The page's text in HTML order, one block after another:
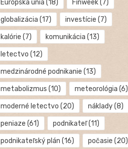
Európska únia (18) Finweek(7)
globalizácia (17) investície (7)
kalórie (7) komunikácia (13)
letectvo (12)
medzinárodné podnikanie (13)
metabolizmus (10) meteorológia (6)
moderné letectvo (20) náklady(8)
peniaze (61) podnikateľ(11)
podnikateľský plán (16) počasie (20)